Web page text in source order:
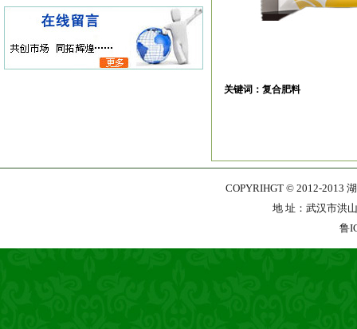
关键词：复合肥料
COPYRIHGT © 2012-2013
地 址：武汉市洪
鲁